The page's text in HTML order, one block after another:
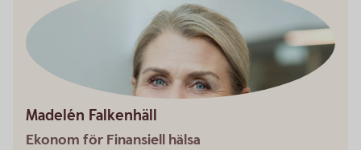
Madelén Falkenhäll
Ekonom för Finansiell hälsa